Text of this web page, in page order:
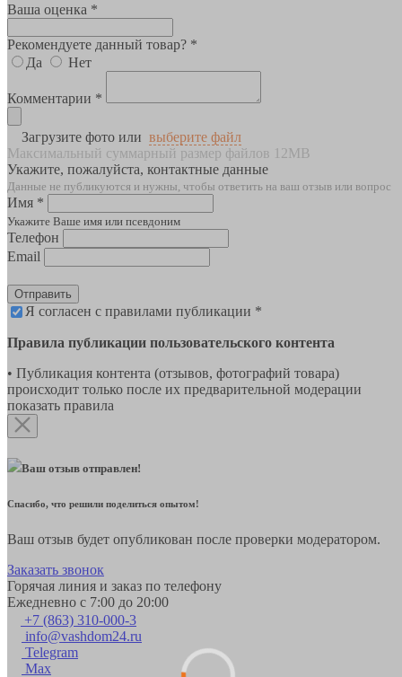
Ваша оценка *
Рекомендуете данный товар? *
Да
Нет
Комментарии *
Загрузите фото или выберите файл
Максимальный суммарный размер файлов 12MB
Укажите, пожалуйста, контактные данные
Данные не публикуются и нужны, чтобы ответить на ваш отзыв или вопрос
Имя *
Укажите Ваше имя или псевдоним
Телефон
Email
Отправить
Я согласен с правилами публикации *
Правила публикации пользовательского контента
• Публикация контента (отзывов, фотографий товара)
происходит только после их предварительной модерации
показать правила
Ваш отзыв отправлен!
Спасибо, что решили поделиться опытом!
Ваш отзыв будет опубликован после проверки модератором.
Заказать звонок
Горячая линия и заказ по телефону
Ежедневно с 7:00 до 20:00
+7 (863) 310-000-3
info@vashdom24.ru
Telegram
Max